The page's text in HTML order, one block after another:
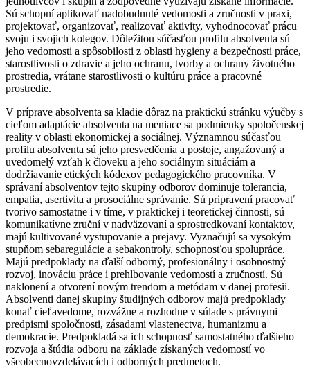
Sú schopní aplikovať nadobudnuté vedomosti a zručnosti v praxi,
projektovať, organizovať, realizovať aktivity, vyhodnocovať prácu
svoju i svojich kolegov. Dôležitou súčasťou profilu absolventa sú
jeho vedomosti a spôsobilosti z oblasti hygieny a bezpečnosti práce,
starostlivosti o zdravie a jeho ochranu, tvorby a ochrany životného
prostredia, vrátane starostlivosti o kultúru práce a pracovné
prostredie.
V príprave absolventa sa kladie dôraz na praktickú stránku výučby s
cieľom adaptácie absolventa na meniace sa podmienky spoločenskej
reality v oblasti ekonomickej a sociálnej. Významnou súčasťou
profilu absolventa sú jeho presvedčenia a postoje, angažovaný a
uvedomelý vzťah k človeku a jeho sociálnym situáciám a
dodržiavanie etických kódexov pedagogického pracovníka. V
správaní absolventov tejto skupiny odborov dominuje tolerancia,
empatia, asertivita a prosociálne správanie. Sú pripravení pracovať
tvorivo samostatne i v tíme, v praktickej i teoretickej činnosti, sú
komunikatívne zruční v nadväzovaní a sprostredkovaní kontaktov,
majú kultivované vystupovanie a prejavy. Vyznačujú sa vysokým
stupňom sebaregulácie a sebakontroly, schopnosťou spolupráce.
Majú predpoklady na ďalší odborný, profesionálny i osobnostný
rozvoj, inováciu práce i prehlbovanie vedomostí a zručností. Sú
naklonení a otvorení novým trendom a metódam v danej profesii.
Absolventi danej skupiny študijných odborov majú predpoklady
konať cieľavedome, rozvážne a rozhodne v súlade s právnymi
predpismi spoločnosti, zásadami vlastenectva, humanizmu a
demokracie. Predpokladá sa ich schopnosť samostatného ďalšieho
rozvoja a štúdia odboru na základe získaných vedomostí vo
všeobecnovzdelávacích i odborných predmetoch.